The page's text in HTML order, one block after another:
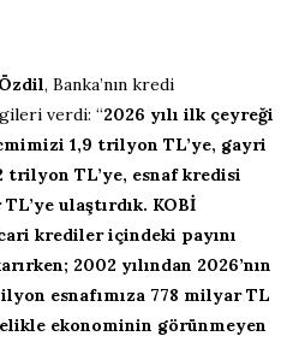
, Banka’nın kredi
verdi: “2026 yılı ilk çeyreği
1,9 trilyon TL’ye, gayri
trilyon TL’ye, esnaf kredisi
ulaştırdık. KOBİ
krediler içindeki payını
2002 yılından 2026’nın
esnafımıza 778 milyar TL
ekonominin görünmeyen